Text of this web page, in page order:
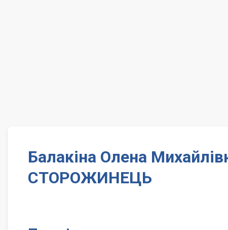
Балакіна Олена
СТОРОЖИНЕЦЬ